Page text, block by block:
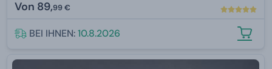
Von 89,99 €
BEI IHNEN:10.8.2026